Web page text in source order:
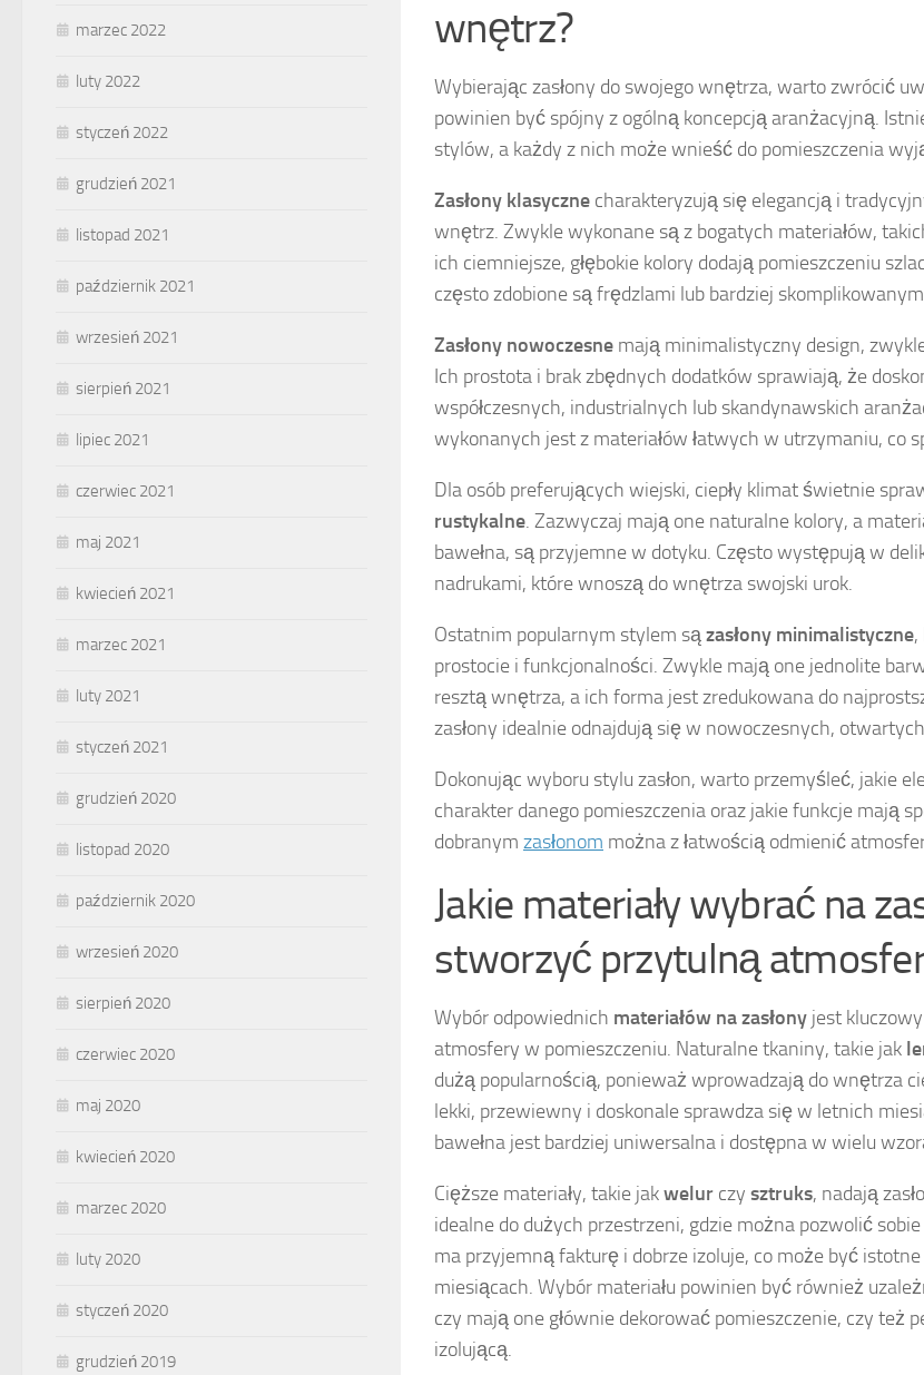
wnętrz?
Wybierając zasłony do swojego wnętrza, warto zwrócić
powinien być spójny z ogólną koncepcją aranżacyjną.
stylów, a każdy z nich może wnieść do pomieszczenia
Zasłony klasyczne charakteryzują się elegancją i
wnętrz. Zwykle wykonane są z bogatych materiałów,
ich ciemniejsze, głębokie kolory dodają pomieszczeniu
często zdobione są frędzlami lub bardziej
Zasłony nowoczesne mają minimalistyczny design,
Ich prostota i brak zbędnych dodatków sprawiają, że
współczesnych, industrialnych lub skandynawskich
wykonanych jest z materiałów łatwych w utrzymaniu, co
Dla osób preferujących wiejski, ciepły klimat świetnie
rustykalne. Zazwyczaj mają one naturalne kolory, a
bawełna, są przyjemne w dotyku. Często występują w
nadrukami, które wnoszą do wnętrza swojski urok.
Ostatnim popularnym stylem sązasłony minimalistyczne
prostocie i funkcjonalności. Zwykle mają one jednolite
resztą wnętrza, a ich forma jest zredukowana do
zasłony idealnie odnajdują się w nowoczesnych,
Dokonując wyboru stylu zasłon, warto przemyśleć, jakie
charakter danego pomieszczenia oraz jakie funkcje mają
dobranym zasłonom można z łatwością odmienić
Jakie materiały wybrać na
stworzyć przytulną
Wybór odpowiednich materiałów na zasłony jest
atmosfery w pomieszczeniu. Naturalne tkaniny, takie jak
dużą popularnością, ponieważ wprowadzają do wnętrza
lekki, przewiewny i doskonale sprawdza się w letnich
bawełna jest bardziej uniwersalna i dostępna w wielu
Cięższe materiały, takie jakwelur czy sztruks, nadają
idealne do dużych przestrzeni, gdzie można pozwolić
ma przyjemną fakturę i dobrze izoluje, co może być istotne
miesiącach. Wybór materiału powinien być również
czy mają one głównie dekorować pomieszczenie, czy też
izolującą.
marzec 2022
luty 2022
styczeń 2022
grudzień 2021
listopad 2021
październik 2021
wrzesień 2021
sierpień 2021
lipiec 2021
czerwiec 2021
maj 2021
kwiecień 2021
marzec 2021
luty 2021
styczeń 2021
grudzień 2020
listopad 2020
październik 2020
wrzesień 2020
sierpień 2020
czerwiec 2020
maj 2020
kwiecień 2020
marzec 2020
luty 2020
styczeń 2020
grudzień 2019